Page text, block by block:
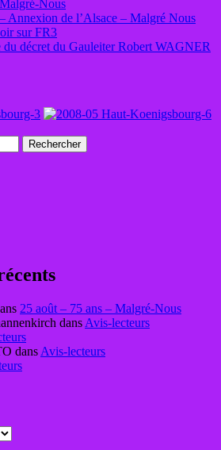
Nous
Annexion de l’Alsace – Malgré Nous
sur FR3
du décret du Gauleiter Robert WAGNER
25 août – 75 ans – Malgré-Nous
dans Avis-lecteurs
dans Avis-lecteurs